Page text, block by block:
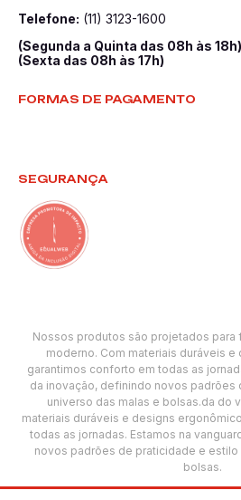
Telefone: (11) 3123-1600
(Segunda a Quinta das 08h às 18h)
(Sexta das 08h às 17h)
FORMAS DE PAGAMENTO
SEGURANÇA
Nossos produtos são projetados para
moderno. Com materiais duráveis
garantimos conforto em todas as
da inovação, definindo novos padrões
universo das malas e bolsas.da do
materiais duráveis e designs
todas as jornadas. Estamos na
novos padrões de praticidade e estilo
bolsas.